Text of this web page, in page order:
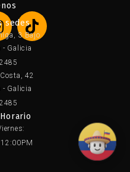
T
i
o
sedes
3 Bajo
- Galicia
42
- Galicia